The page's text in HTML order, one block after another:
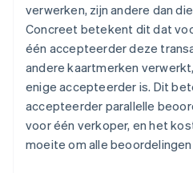
verwerken, zijn andere dan
Concreet betekent dit dat
één accepteerder deze
andere kaartmerken
enige accepteerder is. Dit
accepteerder parallelle
voor één verkoper, en het
moeite om alle